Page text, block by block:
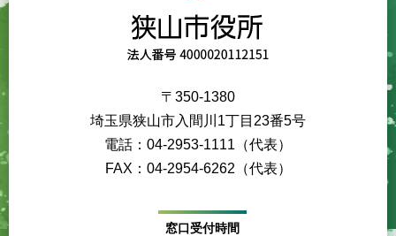
〒350-1380
埼玉県狭山市入間川1丁目23番5号
電話：04-2953-1111（代表）
FAX：04-2954-6262（代表）
窓口受付時間